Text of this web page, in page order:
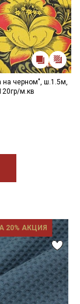
на черном", ш.1.5м,
м.кв
20% АКЦИЯ